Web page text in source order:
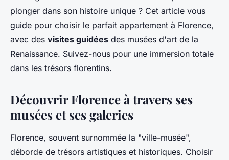
plonger dans son histoire unique ? Cet article vous
guide pour choisir le parfait appartement à Florence,
avec des visites guidées des musées d'art de la
Renaissance. Suivez-nous pour une immersion totale
dans les trésors florentins.
Découvrir Florence à travers ses
musées et ses galeries
Florence, souvent surnommée la "ville-musée",
déborde de trésors artistiques et historiques. Choisir